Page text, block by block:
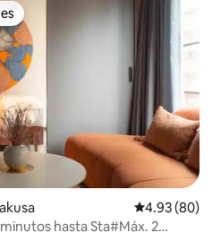
entre huéspedes
Calificación
4.93 (80)
hasta Sta#Máx. 2